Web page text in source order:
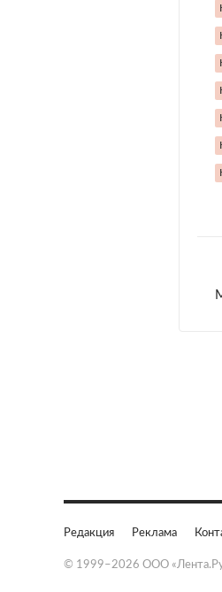
Редакция Реклама
© 1999–2026 ООО